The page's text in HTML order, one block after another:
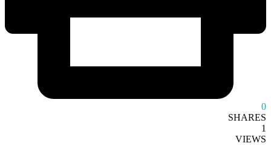
0
SHARES
1
VIEWS